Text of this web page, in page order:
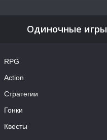
Одиночные игры
RPG
Action
Стратегии
Гонки
Квесты